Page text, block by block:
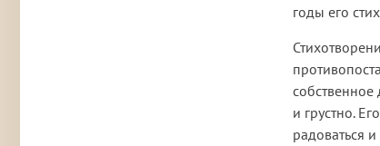
годы его
собственное
и грустно.
радоваться